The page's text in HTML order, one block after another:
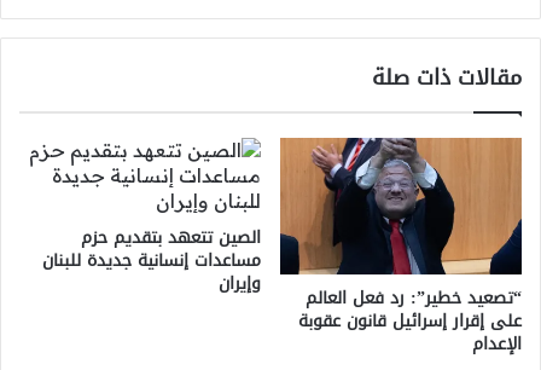
مقالات ذات صلة
“تصعيد خطير”: رد فعل العالم
على إقرار إسرائيل قانون عقوبة
الإعدام
الصين تتعهد بتقديم حزم
مساعدات إنسانية جديدة للبنان
وإيران